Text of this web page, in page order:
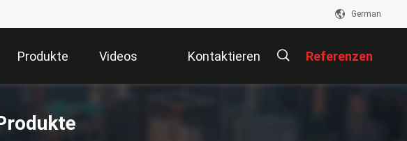
German
Produkte Videos Kontaktieren Referenzen